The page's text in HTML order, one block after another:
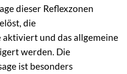
dieser Reflexzonen
die
und das allgemeine
werden. Die
ist besonders